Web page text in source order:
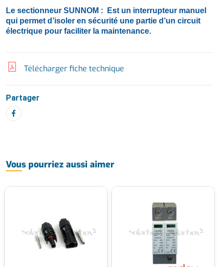
Le sectionneur SUNNOM : Est un interrupteur manuel
qui permet d’isoler en sécurité une partie d’un circuit
électrique pour faciliter la maintenance.
Télécharger fiche technique
Partager
Vous pourriez aussi aimer